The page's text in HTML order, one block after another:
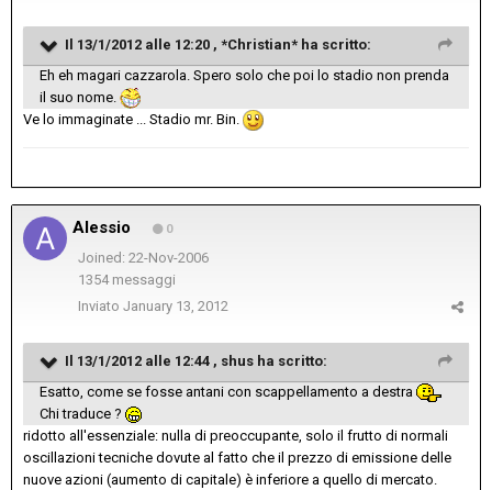
Il 13/1/2012 alle 12:20 , *Christian* ha scritto:
Eh eh magari cazzarola. Spero solo che poi lo stadio non prenda
il suo nome.
Ve lo immaginate ... Stadio mr. Bin.
Alessio 0
Joined: 22-Nov-2006
1354 messaggi
Inviato January 13, 2012
Il 13/1/2012 alle 12:44 , shus ha scritto:
Esatto, come se fosse antani con scappellamento a destra
Chi traduce ?
ridotto all'essenziale: nulla di preoccupante, solo il frutto di normali
oscillazioni tecniche dovute al fatto che il prezzo di emissione delle
nuove azioni (aumento di capitale) è inferiore a quello di mercato.